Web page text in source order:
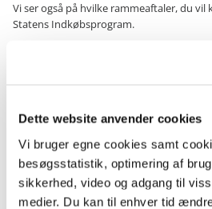
Dette website anvender cookies
Vi bruger egne cookies samt
besøgsstatistik, optimering af
sikkerhed, video og adgang til
medier. Du kan til enhver tid
Vi ser også på hvilke rammeaftaler, du
Statens Indkøbsprogram.
Vi vil på kurset give dig værktøjer til at
Hvordan bør jeg købe
Hvordan sikrer jeg, at jeg får værdi
Kontakt Rådgivningsenheden for et
målrettet din institution.